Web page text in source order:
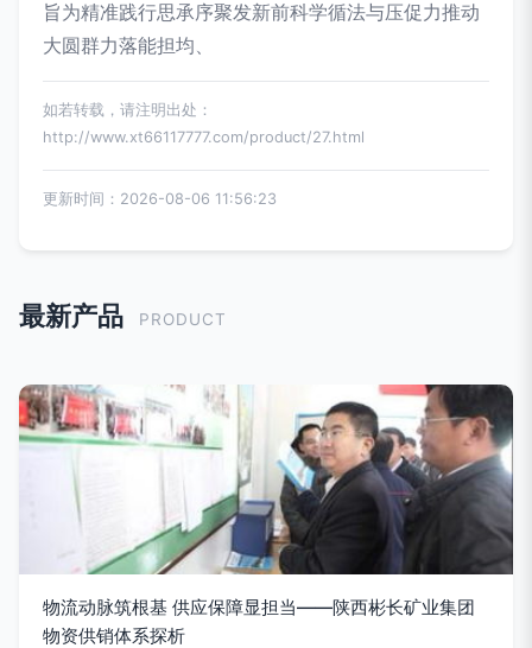
旨为精准践行思承序聚发新前科学循法与压促力推动
大圆群力落能担均、
如若转载，请注明出处：
http://www.xt66117777.com/product/27.html
更新时间：2026-08-06 11:56:23
最新产品 PRODUCT
物流动脉筑根基 供应保障显担当——陕西彬长矿业集团
物资供销体系探析